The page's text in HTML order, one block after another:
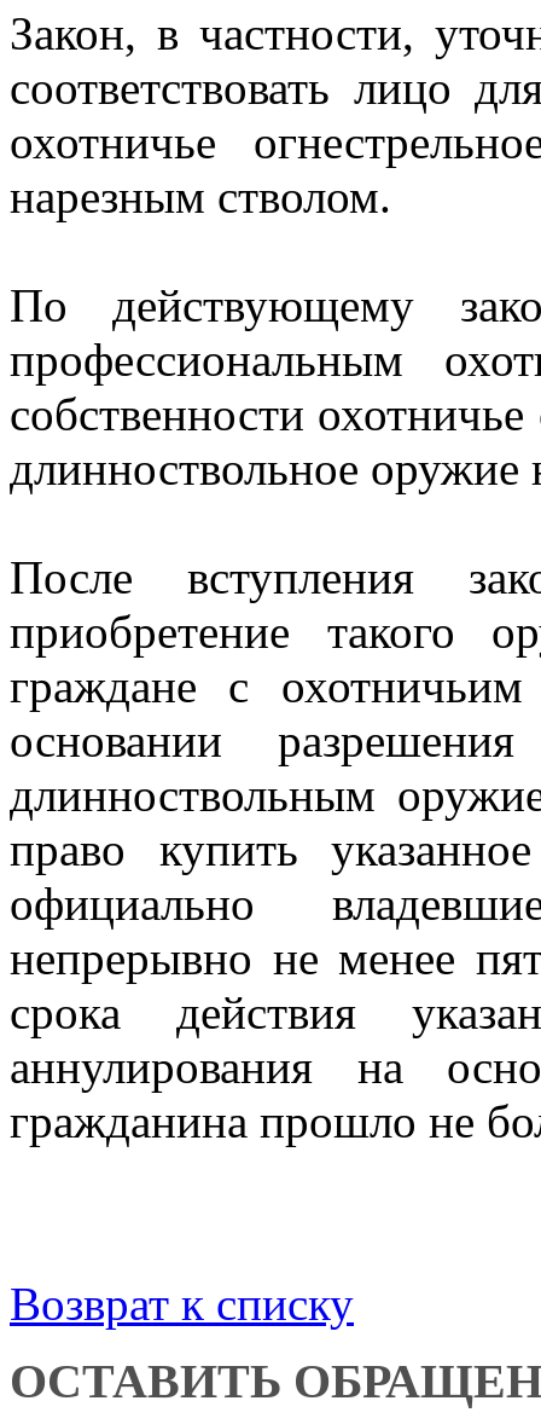
Закон, в частности,
соответствовать лицо
охотничье
нарезным стволом.
По действующему
профессиональным
собственности охотничье
длинноствольное оружие
После вступления
приобретение такого
граждане с
основании
длинноствольным
право купить
официально
непрерывно не менее
срока действия
аннулирования на
гражданина прошло не
Возврат к списку
ОСТАВИТЬ